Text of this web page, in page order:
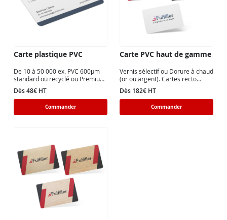
Carte plastique PVC
De 10 à 50 000 ex. PVC 600µm
standard ou recyclé ou Premium
650µm. Mat ou Brillant.
Dès 48€ HT
Commander
Carte PVC haut de gamme
Vernis sélectif ou Dorure à chaud
(or ou argent). Cartes recto
verso quadri avec pelliculage.
Dès 182€ HT
Commander